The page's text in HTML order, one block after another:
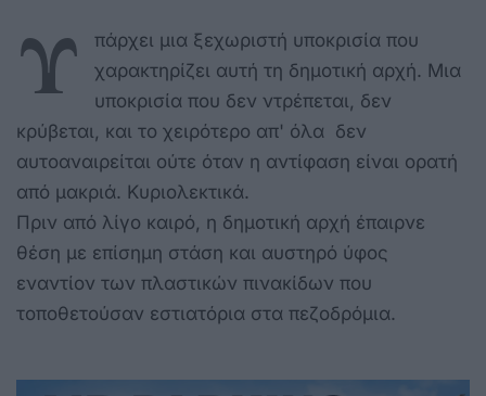
Υ
πάρχει μια ξεχωριστή υποκρισία που
χαρακτηρίζει αυτή τη δημοτική αρχή. Μια
υποκρισία που δεν ντρέπεται, δεν
κρύβεται, και το χειρότερο απ' όλα δεν
αυτοαναιρείται ούτε όταν η αντίφαση είναι ορατή
από μακριά. Κυριολεκτικά.
Πριν από λίγο καιρό, η δημοτική αρχή έπαιρνε
θέση με επίσημη στάση και αυστηρό ύφος
εναντίον των πλαστικών πινακίδων που
τοποθετούσαν εστιατόρια στα πεζοδρόμια.